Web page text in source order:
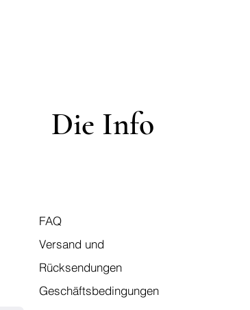
Die Info
FAQ
Versand und
Rücksendungen
Geschäftsbedingungen